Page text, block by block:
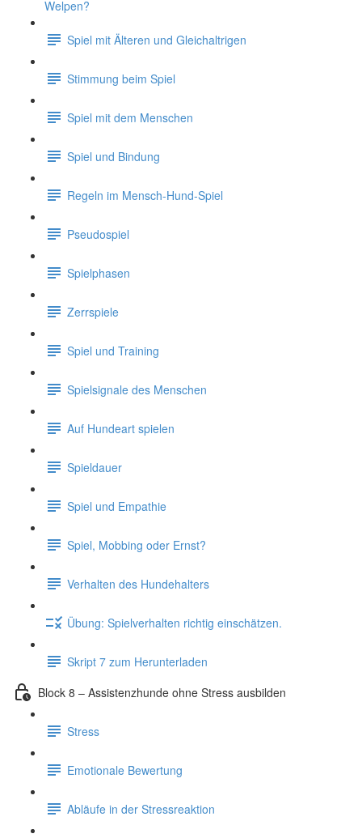
Welpen?
Spiel mit Älteren und Gleichaltrigen
Stimmung beim Spiel
Spiel mit dem Menschen
Spiel und Bindung
Regeln im Mensch-Hund-Spiel
Pseudospiel
Spielphasen
Zerrspiele
Spiel und Training
Spielsignale des Menschen
Auf Hundeart spielen
Spieldauer
Spiel und Empathie
Spiel, Mobbing oder Ernst?
Verhalten des Hundehalters
Übung: Spielverhalten richtig einschätzen.
Skript 7 zum Herunterladen
Block 8 – Assistenzhunde ohne Stress ausbilden
Stress
Emotionale Bewertung
Abläufe in der Stressreaktion